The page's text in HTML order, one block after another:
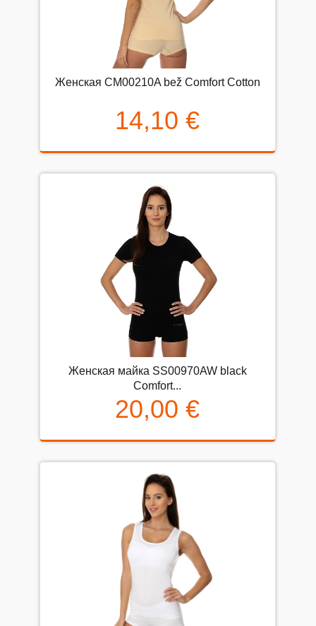
Женская CM00210A bež Comfort Cotton
14,10 €
Женская майка SS00970AW black
Comfort...
20,00 €